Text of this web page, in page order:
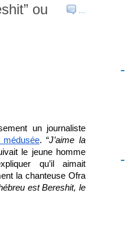
…
ou
un journaliste
. “J’aime la
le jeune homme
qu’il aimait
la chanteuse Ofra
est Bereshit, le